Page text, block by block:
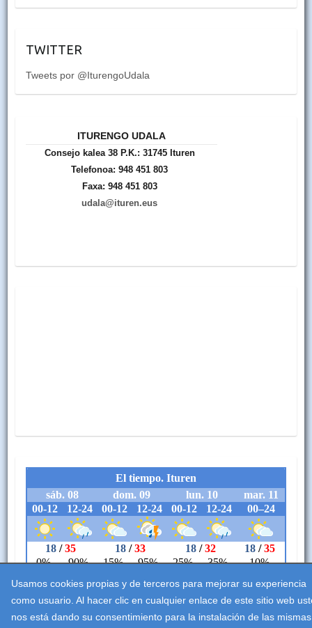
Usamos cookies propias y de terceros para mejorar su experiencia
como usuario. Al hacer clic en cualquier enlace de este sitio web
nos está dando su consentimiento para la instalación de las mismas
TWITTER
Tweets por @IturengoUdala
ITURENGO UDALA
Consejo kalea 38 P.K.: 31745 Ituren
Telefonoa: 948 451 803
Faxa: 948 451 803
udala@ituren.eus